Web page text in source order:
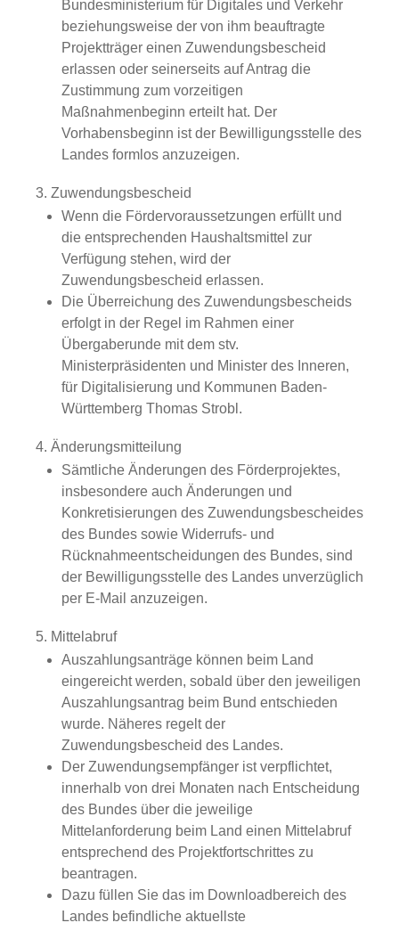
Bundesministerium für Digitales und Verkehr
beziehungsweise der von ihm beauftragte
Projektträger einen Zuwendungsbescheid
erlassen oder seinerseits auf Antrag die
Zustimmung zum vorzeitigen
Maßnahmenbeginn erteilt hat. Der
Vorhabensbeginn ist der Bewilligungsstelle des
Landes formlos anzuzeigen.
3. Zuwendungsbescheid
Wenn die Fördervoraussetzungen erfüllt und
die entsprechenden Haushaltsmittel zur
Verfügung stehen, wird der
Zuwendungsbescheid erlassen.
Die Überreichung des Zuwendungsbescheids
erfolgt in der Regel im Rahmen einer
Übergaberunde mit dem stv.
Ministerpräsidenten und Minister des Inneren,
für Digitalisierung und Kommunen Baden-
Württemberg Thomas Strobl.
4. Änderungsmitteilung
Sämtliche Änderungen des Förderprojektes,
insbesondere auch Änderungen und
Konkretisierungen des Zuwendungsbescheides
des Bundes sowie Widerrufs- und
Rücknahmeentscheidungen des Bundes, sind
der Bewilligungsstelle des Landes unverzüglich
per E-Mail anzuzeigen.
5. Mittelabruf
Auszahlungsanträge können beim Land
eingereicht werden, sobald über den jeweiligen
Auszahlungsantrag beim Bund entschieden
wurde. Näheres regelt der
Zuwendungsbescheid des Landes.
Der Zuwendungsempfänger ist verpflichtet,
innerhalb von drei Monaten nach Entscheidung
des Bundes über die jeweilige
Mittelanforderung beim Land einen Mittelabruf
entsprechend des Projektfortschrittes zu
beantragen.
Dazu füllen Sie das im Downloadbereich des
Landes befindliche aktuellste